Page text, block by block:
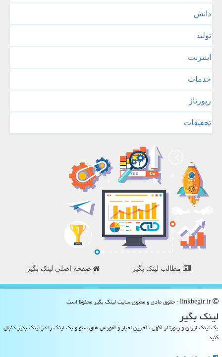
دانش
تولید
اینترنت
خدمات
رپورتاژ
تحقیقات
مطالب لینک بگیر صفحه اصلی لینک بگیر
لینك بگیر
بک لینک ارزان و رپورتاژ آگهی ، آخرین اخبار و آموزش های سئو و بک لینک را در لینک بگیر دنبال
کنید